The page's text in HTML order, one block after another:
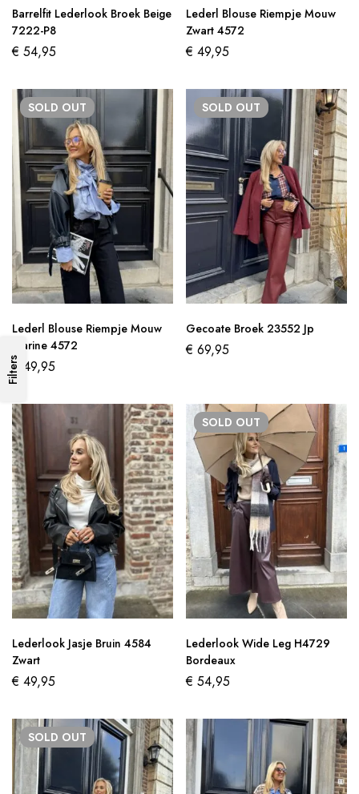
Filters
Barrelfit Lederlook Broek Beige
7222-P8
€ 54,95
Lederl Blouse Riempje Mouw
Zwart 4572
€ 49,95
SOLD OUT
Lederl Blouse Riempje Mouw
Marine 4572
€ 49,95
SOLD OUT
Gecoate Broek 23552 Jp
€ 69,95
Lederlook Jasje Bruin 4584
Zwart
€ 49,95
SOLD OUT
Lederlook Wide Leg H4729
Bordeaux
€ 54,95
SOLD OUT